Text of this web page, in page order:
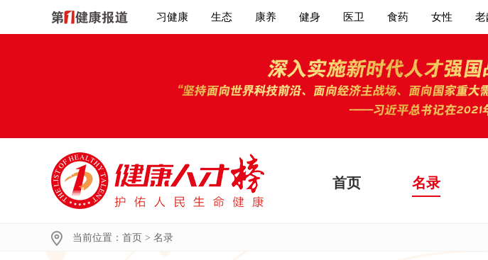
习健康 生态 康养 健身 医卫 食药 女性 老
首页 名录
当前位置： 首页 > 名录